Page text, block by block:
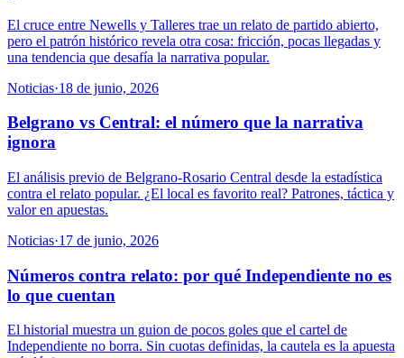
El cruce entre Newells y Talleres trae un relato de partido abierto,
pero el patrón histórico revela otra cosa: fricción, pocas llegadas y
una tendencia que desafía la narrativa popular.
Noticias·18 de junio, 2026
Belgrano vs Central: el número que la narrativa
ignora
El análisis previo de Belgrano-Rosario Central desde la estadística
contra el relato popular. ¿El local es favorito real? Patrones, táctica y
valor en apuestas.
Noticias·17 de junio, 2026
Números contra relato: por qué Independiente no es
lo que cuentan
El historial muestra un guion de pocos goles que el cartel de
Independiente no borra. Sin cuotas definidas, la cautela es la apuesta